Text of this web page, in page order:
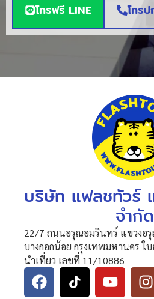
โทรฟรี LINE โทร
บริษัท แฟลชทัวร์
จำกัด
22/7 ถนนอรุณอมรินทร์ แขวงอ
บางกอกน้อย กรุงเทพมหานคร ใ
นำเที่ยว เลขที่ 11/10886